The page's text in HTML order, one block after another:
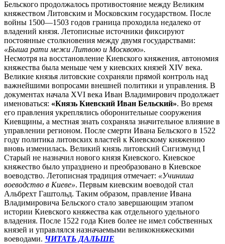
Бельского продолжалось противостояние между Великим
княжеством Литовским и Московским государством. После
войны 1500—1503 годов граница проходила недалеко от
владений князя. Летописные источники фиксируют
постоянные столкновения между двумя государствами:
«Быша рати межи Литвою и Москвою».
Несмотря на восстановление Киевского княжения, автономия
княжества была меньше чем у киевских князей XIV века.
Великие князья литовские сохраняли прямой контроль над
важнейшими вопросами внешней политики и управления. В
документах начала XVI века Иван Владимирович продолжает
именоваться: «Князь Киевский Иван Бельский». Во время
его правления укреплялись оборонительные сооружения
Киевщины, а местная знать сохраняла значительное влияние в
управлении регионом. После смерти Ивана Бельского в 1522
году политика литовских властей к Киевскому княжению
вновь изменилась. Великий князь литовский Сигизмунд I
Старый не назначил нового князя Киевского. Киевское
княжество было упразднено и преобразовано в Киевское
воеводство. Летописная традиция отмечает: «Учиниша
воеводство в Киеве». Первым киевским воеводой стал
Альбрехт Гаштольд. Таким образом, правление Ивана
Владимировича Бельского стало завершающим этапом
истории Киевского княжества как отдельного удельного
владения. После 1522 года Киев более не имел собственных
князей и управлялся назначаемыми великокняжескими
воеводами. ЧИТАТЬ ДАЛЬШЕ